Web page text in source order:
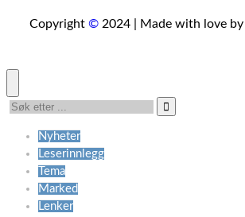
Copyright ©2024 | Made with love by
Nyheter
Leserinnlegg
Tema
Marked
Lenker